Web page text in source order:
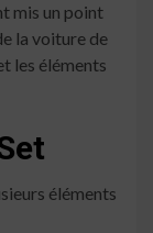
mis un point
la voiture de
les éléments
éléments